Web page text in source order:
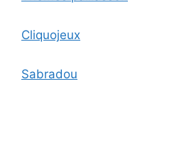
Cliquojeux
Sabradou